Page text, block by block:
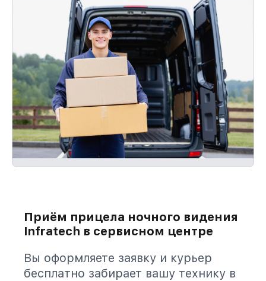
Приём прицела ночного видения
Infratech в сервисном центре
Вы оформляете заявку и курьер
бесплатно забирает вашу технику в